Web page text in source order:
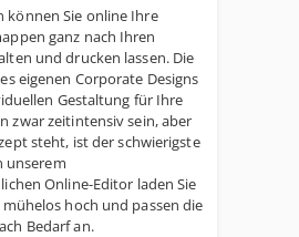
können Sie online Ihre
ganz nach Ihren
und drucken lassen. Die
eigenen Corporate Designs
Gestaltung für Ihre
zwar zeitintensiv sein, aber
steht, ist der schwierigste
unserem
Online-Editor laden Sie
hoch und passen die
Bedarf an.